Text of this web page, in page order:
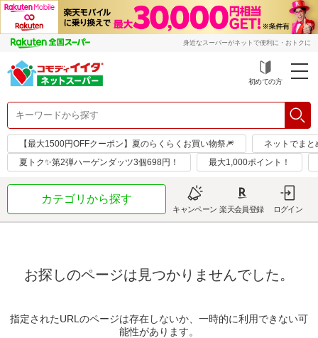
身近なスーパーがネットで便利に・おトクに
初めての方
【最大1500円OFFクーポン】夏のらくらくお買い物祭🎆
ネットでまと
夏トク✨第2弾ハーゲンダッツ3個698円！
最大1,000ポイント！
カテゴリから探す
キャンペーン 楽天会員登録 ログイン
お探しのページは見つかりませんでした。
指定されたURLのページは存在しないか、一時的に利用できない可
能性があります。